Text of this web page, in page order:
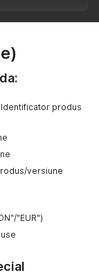
produs
versiune
"EUR")